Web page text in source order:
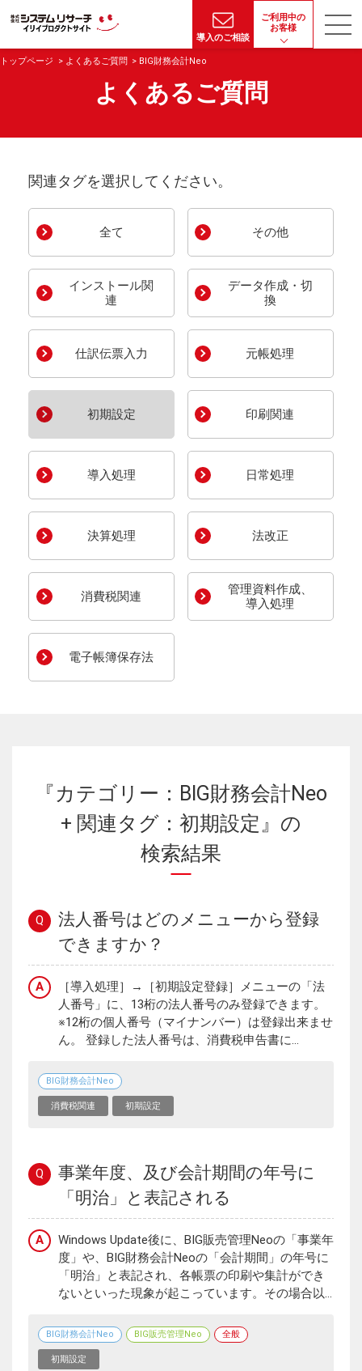
導入のご相談
ご利用中の
お客様
トップページ よくあるご質問 BIG財務会計Neo
よくあるご質問
関連タグを選択してください。
全て その他
インストール関
連
データ作成・切
換
仕訳伝票入力 元帳処理
初期設定 印刷関連
導入処理 日常処理
決算処理 法改正
消費税関連
管理資料作成、
導入処理
電子帳簿保存法
『カテゴリー：BIG財務会計Neo
+ 関連タグ：初期設定』の
検索結果
Q
法人番号はどのメニューから登録
できますか？
A
［導入処理］→［初期設定登録］メニューの「法
人番号」に、13桁の法人番号のみ登録できます。
※12桁の個人番号（マイナンバー）は登録出来ませ
ん。 登録した法人番号は、消費税申告書に...
BIG財務会計Neo
消費税関連 初期設定
Q
事業年度、及び会計期間の年号に
「明治」と表記される
A
Windows Update後に、BIG販売管理Neoの「事業年
度」や、BIG財務会計Neoの「会計期間」の年号に
「明治」と表記され、各帳票の印刷や集計ができ
ないといった現象が起こっています。その場合以...
BIG財務会計Neo BIG販売管理Neo 全般
初期設定